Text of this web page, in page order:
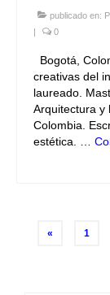
publicado en:
|
0
Bogotá,
creativas del
laureado.
Arquitectura y
Colombia.
estética. …
« 1